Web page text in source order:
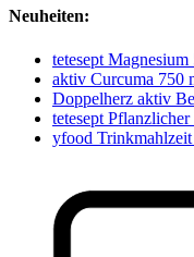
Neuheiten:
tetesept
aktiv Curcuma 750
Doppelherz aktiv
tetesept
yfood